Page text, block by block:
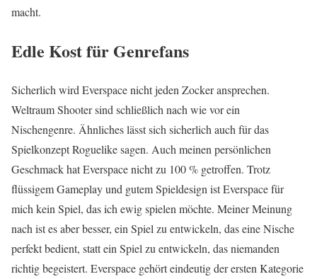
macht.
Edle Kost für Genrefans
Sicherlich wird Everspace nicht jeden Zocker ansprechen.
Weltraum Shooter sind schließlich nach wie vor ein
Nischengenre. Ähnliches lässt sich sicherlich auch für das
Spielkonzept Roguelike sagen. Auch meinen persönlichen
Geschmack hat Everspace nicht zu 100 % getroffen. Trotz
flüssigem Gameplay und gutem Spieldesign ist Everspace für
mich kein Spiel, das ich ewig spielen möchte. Meiner Meinung
nach ist es aber besser, ein Spiel zu entwickeln, das eine Nische
perfekt bedient, statt ein Spiel zu entwickeln, das niemanden
richtig begeistert. Everspace gehört eindeutig der ersten Kategorie